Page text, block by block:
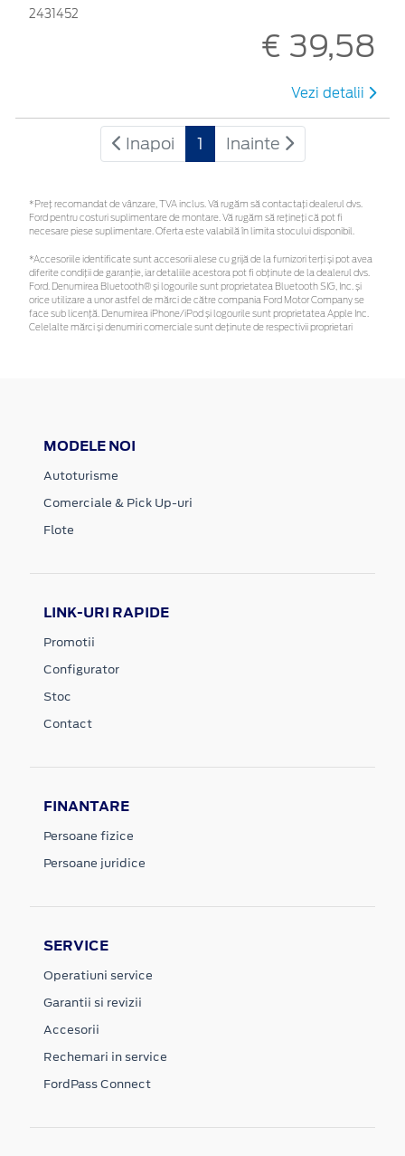
2431452
€ 39,58
Vezi detalii
Inapoi 1 Inainte
*Preţ recomandat de vânzare, TVA inclus. Vă rugăm să contactaţi dealerul dvs.
Ford pentru costuri suplimentare de montare. Vă rugăm să rețineți că pot fi
necesare piese suplimentare. Oferta este valabilă în limita stocului disponibil.
*Accesoriile identificate sunt accesorii alese cu grijă de la furnizori terți și pot avea
diferite condiții de garanție, iar detaliile acestora pot fi obținute de la dealerul dvs.
Ford. Denumirea Bluetooth® și logourile sunt proprietatea Bluetooth SIG, Inc. și
orice utilizare a unor astfel de mărci de către compania Ford Motor Company se
face sub licență. Denumirea iPhone/iPod și logourile sunt proprietatea Apple Inc.
Celelalte mărci și denumiri comerciale sunt deținute de respectivii proprietari
MODELE NOI
Autoturisme
Comerciale & Pick Up-uri
Flote
LINK-URI RAPIDE
Promotii
Configurator
Stoc
Contact
FINANTARE
Persoane fizice
Persoane juridice
SERVICE
Operatiuni service
Garantii si revizii
Accesorii
Rechemari in service
FordPass Connect